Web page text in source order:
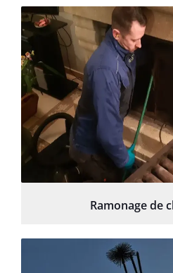
Ramonage de